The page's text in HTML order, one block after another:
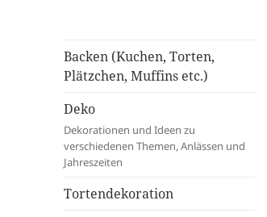
Backen (Kuchen, Torten,
Plätzchen, Muffins etc.)
Deko
Dekorationen und Ideen zu
verschiedenen Themen, Anlässen und
Jahreszeiten
Tortendekoration